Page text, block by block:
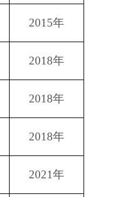
2015年
2018年
2018年
2018年
2021年